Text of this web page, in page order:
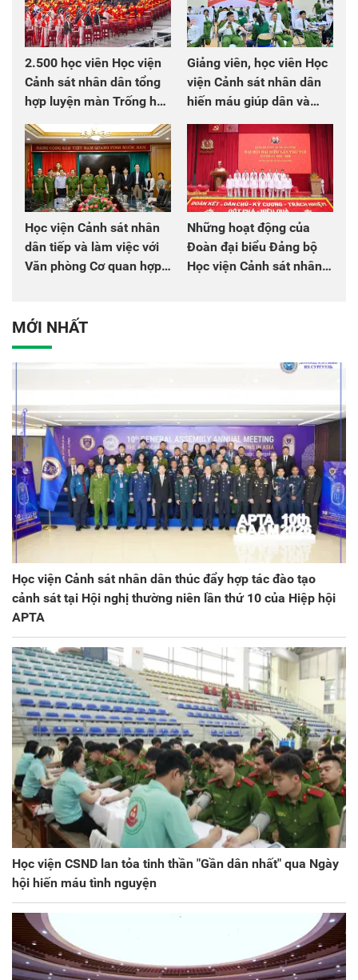
2.500 học viên Học viện
Cảnh sát nhân dân tổng
hợp luyện màn Trống hội
chào mừng Đại hội Đảng
Giảng viên, học viên Học
viện Cảnh sát nhân dân
hiến máu giúp dân và
đồng đội
Học viện Cảnh sát nhân
dân tiếp và làm việc với
Văn phòng Cơ quan hợp
Những hoạt động của
Đoàn đại biểu Đảng bộ
Học viện Cảnh sát nhân
MỚI NHẤT
Học viện Cảnh sát nhân dân thúc đẩy hợp tác đào tạo
cảnh sát tại Hội nghị thường niên lần thứ 10 của Hiệp hội
APTA
Học viện CSND lan tỏa tinh thần "Gần dân nhất" qua Ngày
hội hiến máu tình nguyện